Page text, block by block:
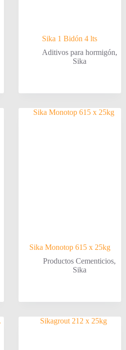
Sika 1 Bidón 4 lts
Aditivos para hormigón,
Sika
Sika Monotop 615 x 25kg
Productos Cementicios,
Sika